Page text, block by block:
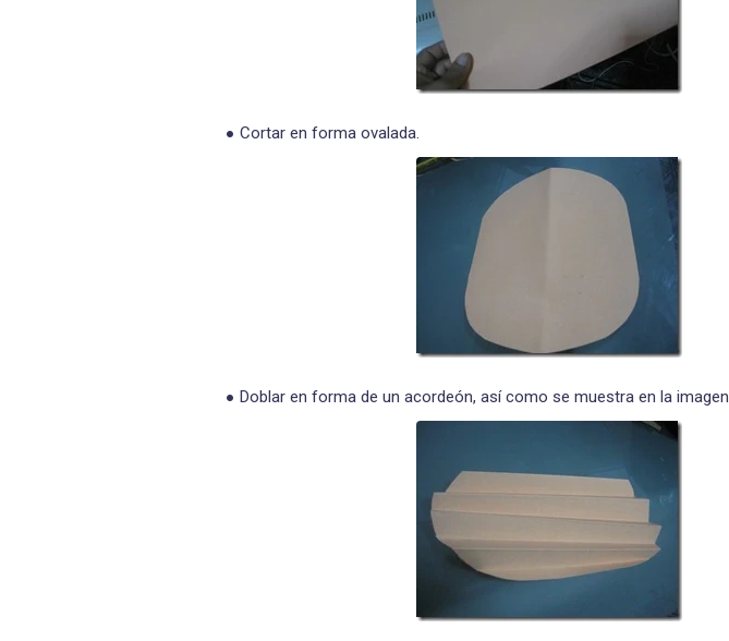
Cortar en forma ovalada.
Doblar en forma de un acordeón, así como se muestra en la imagen.